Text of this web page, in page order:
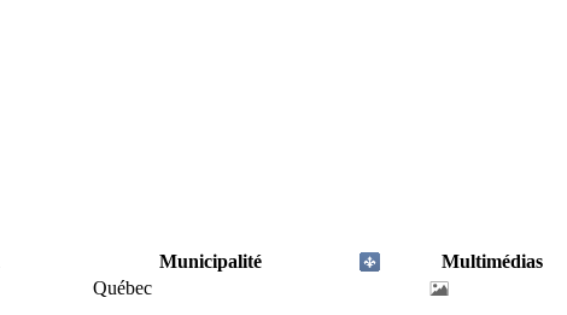
Municipalité
Multimédias
Québec